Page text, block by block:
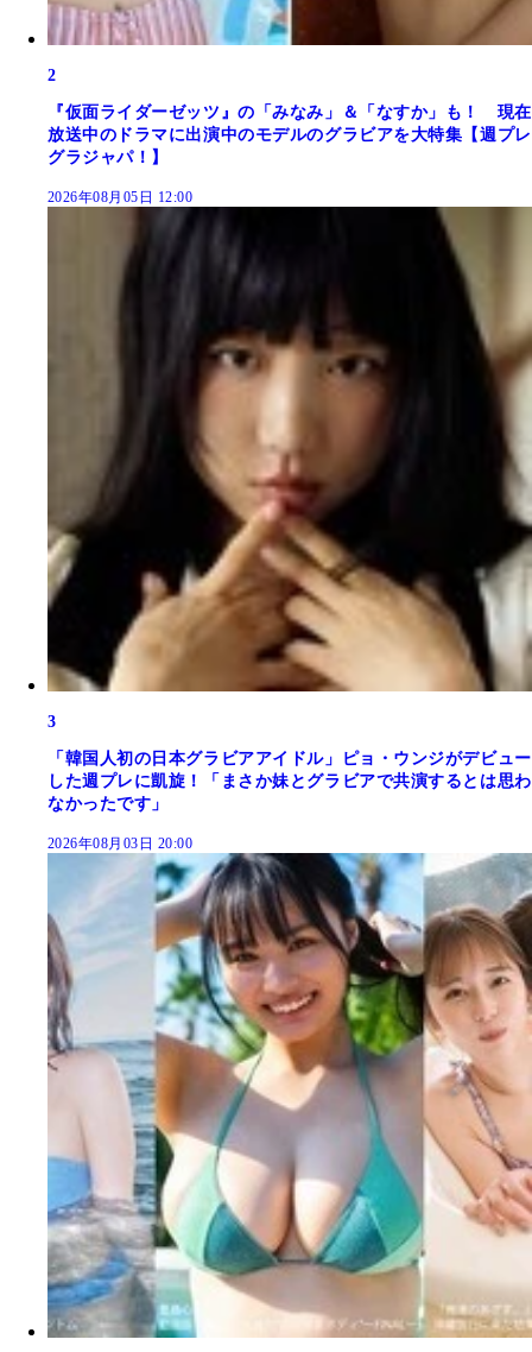
2
『仮面ライダーゼッツ』の「みなみ」＆「なすか」も！ 現在
放送中のドラマに出演中のモデルのグラビアを大特集【週プレ
グラジャパ！】
2026年08月05日 12:00
3
「韓国人初の日本グラビアアイドル」ピョ・ウンジがデビュー
した週プレに凱旋！「まさか妹とグラビアで共演するとは思わ
なかったです」
2026年08月03日 20:00